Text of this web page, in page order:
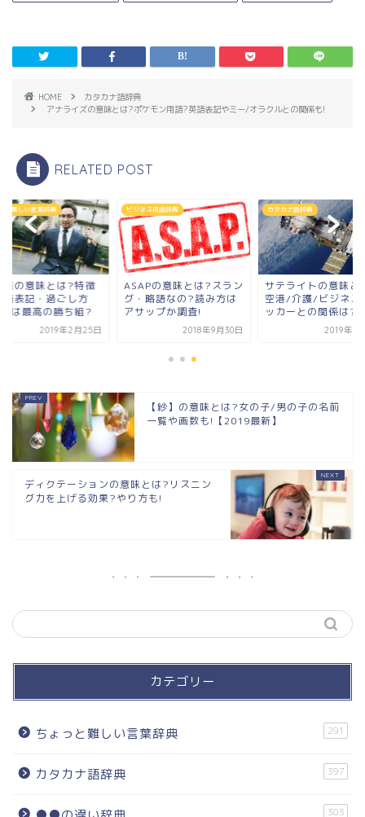
HOME
カタカナ語辞典
アナライズの意味とは?ポケモン用語?英語表記やミー/オラクルとの関係も!
RELATED POST
と難しい言葉辞典
族の意味とは?特徴
語表記・過ごし方
は最高の勝ち組?
2019年2月25日
ビジネス用語辞典
ASAPの意味とは?スラン
グ・略語なの?読み方は
アサップか調査!
2018年9月30日
カタカナ語辞典
サテライトの意味と
空港/介護/ビジネス
ッカーとの関係は?
2019年3
【紗】の意味とは?女の子/男の子の名前
一覧や画数も!【2019最新】
ディクテーションの意味とは?リスニン
グ力を上げる効果?やり方も!
カテゴリー
ちょっと難しい言葉辞典 291
カタカナ語辞典 397
303